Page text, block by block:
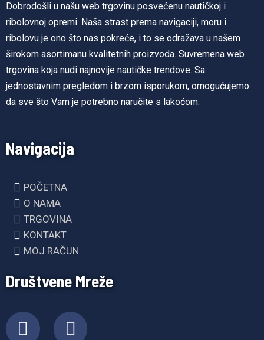
Dobrodošli u našu web trgovinu posvećenu nautičkoj i
ribolovnoj opremi. Naša strast prema navigaciji, moru i
ribolovu je ono što nas pokreće, i to se odražava u našem
širokom asortimanu kvalitetnih proizvoda. Suvremena web
trgovina koja nudi najnovije nautičke trendove. Sa
jednostavnim pregledom i brzom isporukom, omogućujemo
da sve što Vam je potrebno naručite s lakoćom.
Navigacija
POČETNA
O NAMA
TRGOVINA
KONTAKT
MOJ RAČUN
Društvene Mreže
F
I